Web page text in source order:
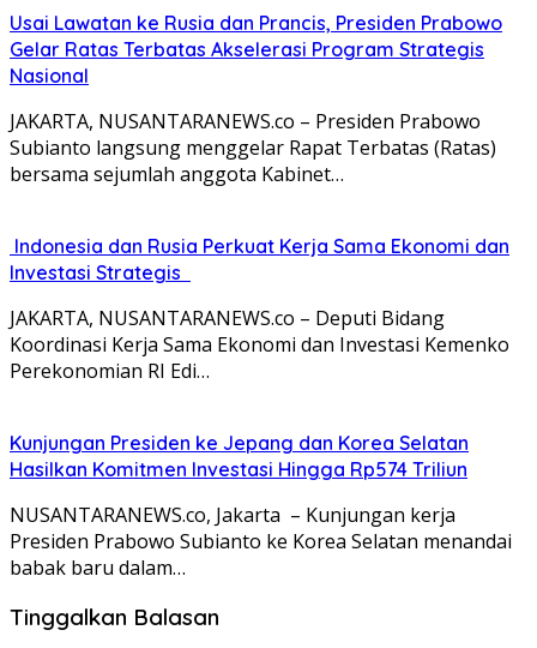
Usai Lawatan ke Rusia dan Prancis, Presiden Prabowo
Gelar Ratas Terbatas Akselerasi Program Strategis
Nasional
JAKARTA, NUSANTARANEWS.co – Presiden Prabowo
Subianto langsung menggelar Rapat Terbatas (Ratas)
bersama sejumlah anggota Kabinet…
Indonesia dan Rusia Perkuat Kerja Sama Ekonomi dan
Investasi Strategis
JAKARTA, NUSANTARANEWS.co – Deputi Bidang
Koordinasi Kerja Sama Ekonomi dan Investasi Kemenko
Perekonomian RI Edi…
Kunjungan Presiden ke Jepang dan Korea Selatan
Hasilkan Komitmen Investasi Hingga Rp574 Triliun
NUSANTARANEWS.co, Jakarta – Kunjungan kerja
Presiden Prabowo Subianto ke Korea Selatan menandai
babak baru dalam…
Tinggalkan Balasan